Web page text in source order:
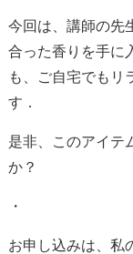
今回は、講師の先
合った香りを手に
も、ご自宅でもリ
す．
是非、このアイテ
か？
・
お申し込みは、私